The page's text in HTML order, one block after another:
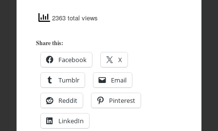
2363 total views
Share this:
Facebook X
Tumblr Email
Reddit Pinterest
LinkedIn